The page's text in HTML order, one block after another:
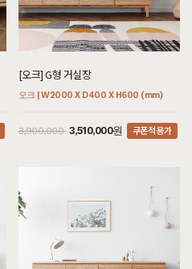
[오크] G형 거실장
오크 | W2000 X D400 X H600 (mm)
3,900,000 3,510,000원 쿠폰적용가